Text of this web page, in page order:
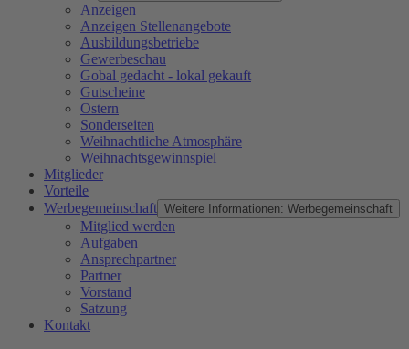
Anzeigen
Anzeigen Stellenangebote
Ausbildungsbetriebe
Gewerbeschau
Gobal gedacht - lokal gekauft
Gutscheine
Ostern
Sonderseiten
Weihnachtliche Atmosphäre
Weihnachtsgewinnspiel
Mitglieder
Vorteile
Werbegemeinschaft Weitere Informationen: Werbegemeinschaft
Mitglied werden
Aufgaben
Ansprechpartner
Partner
Vorstand
Satzung
Kontakt